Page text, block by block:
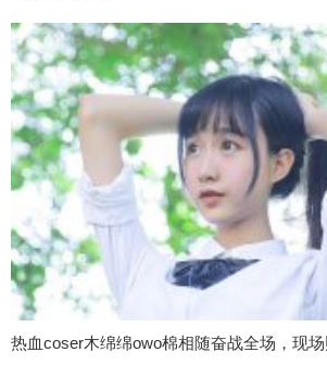
热血coser木绵绵owo棉相随奋战全场，现